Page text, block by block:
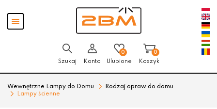
Pokaż
menu
Szukaj Konto
0
Ulubione
0
Koszyk
Wewnętrzne Lampy do Domu
Rodzaj opraw do domu
Lampy ścienne